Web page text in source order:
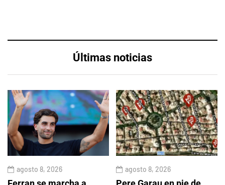
Últimas noticias
agosto 8, 2026 agosto 8, 2026